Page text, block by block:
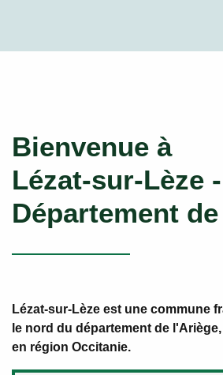
Bienvenue à
Lézat-sur-Lèze -
Département
Lézat-sur-Lèze est une commune
le nord du département de l'Ariège,
en région Occitanie.